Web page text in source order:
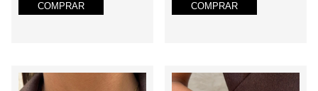
COMPRAR COMPRAR